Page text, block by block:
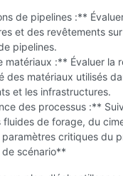
de pipelines :**
et des revêtements
pipelines.
matériaux :** Évaluer la
des matériaux utilisés
et les infrastructures.
des processus :**
fluides de forage, du
critiques du
scénario**